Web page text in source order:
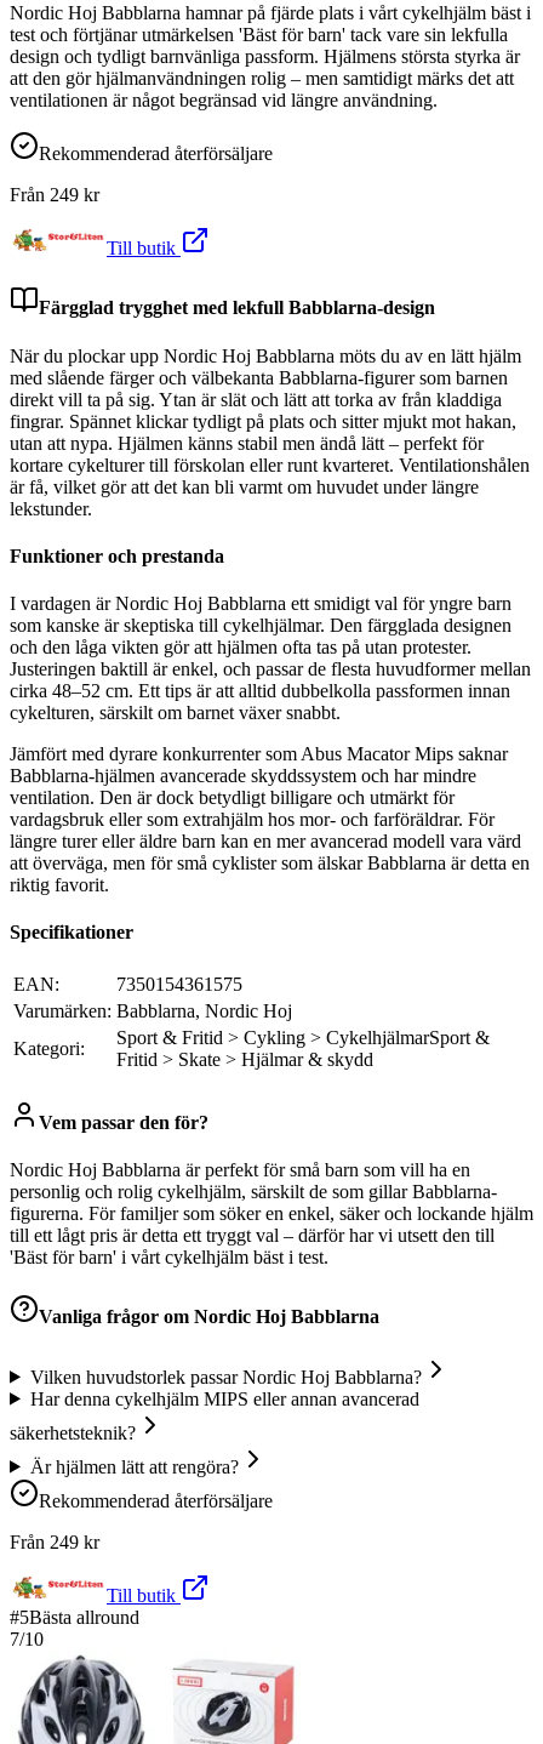
Nordic Hoj Babblarna hamnar på fjärde plats i vårt cykelhjälm bäst i
test och förtjänar utmärkelsen 'Bäst för barn' tack vare sin lekfulla
design och tydligt barnvänliga passform. Hjälmens största styrka är
att den gör hjälmanvändningen rolig – men samtidigt märks det att
ventilationen är något begränsad vid längre användning.
Rekommenderad återförsäljare
Från 249 kr
Till butik
Färgglad trygghet med lekfull Babblarna-design
När du plockar upp Nordic Hoj Babblarna möts du av en lätt hjälm
med slående färger och välbekanta Babblarna-figurer som barnen
direkt vill ta på sig. Ytan är slät och lätt att torka av från kladdiga
fingrar. Spännet klickar tydligt på plats och sitter mjukt mot hakan,
utan att nypa. Hjälmen känns stabil men ändå lätt – perfekt för
kortare cykelturer till förskolan eller runt kvarteret. Ventilationshålen
är få, vilket gör att det kan bli varmt om huvudet under längre
lekstunder.
Funktioner och prestanda
I vardagen är Nordic Hoj Babblarna ett smidigt val för yngre barn
som kanske är skeptiska till cykelhjälmar. Den färgglada designen
och den låga vikten gör att hjälmen ofta tas på utan protester.
Justeringen baktill är enkel, och passar de flesta huvudformer mellan
cirka 48–52 cm. Ett tips är att alltid dubbelkolla passformen innan
cykelturen, särskilt om barnet växer snabbt.
Jämfört med dyrare konkurrenter som Abus Macator Mips saknar
Babblarna-hjälmen avancerade skyddssystem och har mindre
ventilation. Den är dock betydligt billigare och utmärkt för
vardagsbruk eller som extrahjälm hos mor- och farföräldrar. För
längre turer eller äldre barn kan en mer avancerad modell vara värd
att överväga, men för små cyklister som älskar Babblarna är detta en
riktig favorit.
Specifikationer
EAN:
7350154361575
Varumärken: Babblarna, Nordic Hoj
Kategori:
Sport & Fritid > Cykling > CykelhjälmarSport &
Fritid > Skate > Hjälmar & skydd
Vem passar den för?
Nordic Hoj Babblarna är perfekt för små barn som vill ha en
personlig och rolig cykelhjälm, särskilt de som gillar Babblarna-
figurerna. För familjer som söker en enkel, säker och lockande hjälm
till ett lågt pris är detta ett tryggt val – därför har vi utsett den till
'Bäst för barn' i vårt cykelhjälm bäst i test.
Vanliga frågor om Nordic Hoj Babblarna
Vilken huvudstorlek passar Nordic Hoj Babblarna?
Har denna cykelhjälm MIPS eller annan avancerad
säkerhetsteknik?
Är hjälmen lätt att rengöra?
Rekommenderad återförsäljare
Från 249 kr
Till butik
#5Bästa allround
7/10